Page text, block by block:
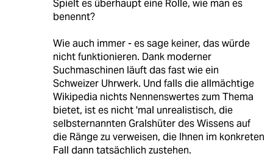
Spielt es überhaupt eine Rolle, wie man es
benennt?
Wie auch immer - es sage keiner, das würde
nicht funktionieren. Dank moderner
Suchmaschinen läuft das fast wie ein
Schweizer Uhrwerk. Und falls die allmächtige
Wikipedia nichts Nennenswertes zum Thema
bietet, ist es nicht 'mal unrealistisch, die
selbsternannten Gralshüter des Wissens auf
die Ränge zu verweisen, die Ihnen im konkreten
Fall dann tatsächlich zustehen.